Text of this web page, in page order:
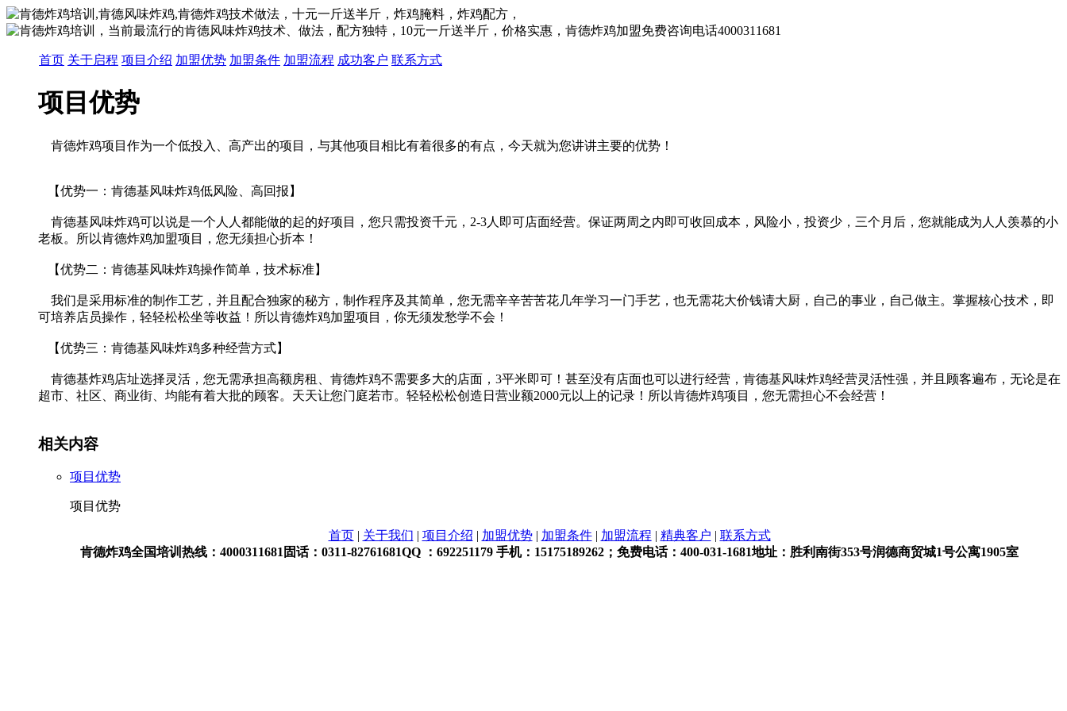
首页 关于启程 项目介绍 加盟优势 加盟条件 加盟流程 成功客户 联系方式
项目优势
肯德炸鸡项目作为一个低投入、高产出的项目，与其他项目相比有着很多的有点，今天就为您讲讲主要的优势！
【优势一：肯德基风味炸鸡低风险、高回报】
肯德基风味炸鸡可以说是一个人人都能做的起的好项目，您只需投资千元，2-3人即可店面经营。保证两周之内即可收回成本，风险小，投资少，三个月后，您就能成为人人羡慕的小
老板。所以肯德炸鸡加盟项目，您无须担心折本！
【优势二：肯德基风味炸鸡操作简单，技术标准】
我们是采用标准的制作工艺，并且配合独家的秘方，制作程序及其简单，您无需辛辛苦苦花几年学习一门手艺，也无需花大价钱请大厨，自己的事业，自己做主。掌握核心技术，即
可培养店员操作，轻轻松松坐等收益！所以肯德炸鸡加盟项目，你无须发愁学不会！
【优势三：肯德基风味炸鸡多种经营方式】
肯德基炸鸡店址选择灵活，您无需承担高额房租、肯德炸鸡不需要多大的店面，3平米即可！甚至没有店面也可以进行经营，肯德基风味炸鸡经营灵活性强，并且顾客遍布，无论是在
超市、社区、商业街、均能有着大批的顾客。天天让您门庭若市。轻轻松松创造日营业额2000元以上的记录！所以肯德炸鸡项目，您无需担心不会经营！
相关内容
项目优势
项目优势
首页| 关于我们 | 项目介绍 | 加盟优势| 加盟条件| 加盟流程 | 精典客户 | 联系方式
肯德炸鸡全国培训热线：4000311681固话：0311-82761681QQ ：692251179 手机：15175189262；免费电话：400-031-1681地址：胜利南街353号润德商贸城1号公寓1905室